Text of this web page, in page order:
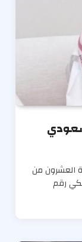
العشرون من
رقم